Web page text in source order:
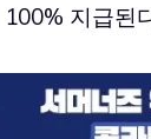
100% 지급된